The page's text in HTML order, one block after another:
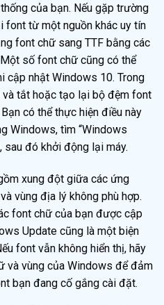
của bạn. Nếu gặp trường
font từ một nguồn khác uy tín
font chữ sang TTF bằng các
số font chữ cũng có thể
cập nhật Windows 10. Trong
và tắt hoặc tạo lại bộ đệm font
có thể thực hiện điều này
Windows, tìm “Windows
sau đó khởi động lại máy.
xung đột giữa các ứng
vùng địa lý không phù hợp.
font chữ của bạn được cập
Update cũng là một biện
font vẫn không hiển thị, hãy
và vùng của Windows để đảm
bạn đang cố gắng cài đặt.